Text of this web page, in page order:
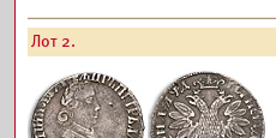
Лот 2.